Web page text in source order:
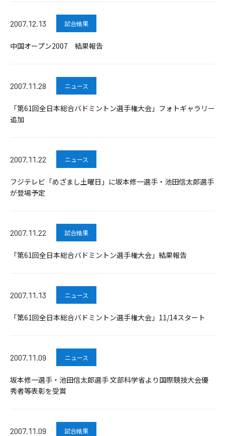
2007.12.13 試合結果
中国オープン2007 結果報告
2007.11.28 ニュース
「第61回全日本総合バドミントン選手権大会」フォトギャラリー
追加
2007.11.22 ニュース
フジテレビ「めざまし土曜日」に坂本修一選手・池田信太郎選手
が登場予定
2007.11.22 試合結果
「第61回全日本総合バドミントン選手権大会」結果報告
2007.11.13 ニュース
「第61回全日本総合バドミントン選手権大会」11/14スタート
2007.11.09 ニュース
坂本修一選手・池田信太郎選手 文部科学省より国際競技大会優
秀者等表彰を受賞
2007.11.09 試合結果